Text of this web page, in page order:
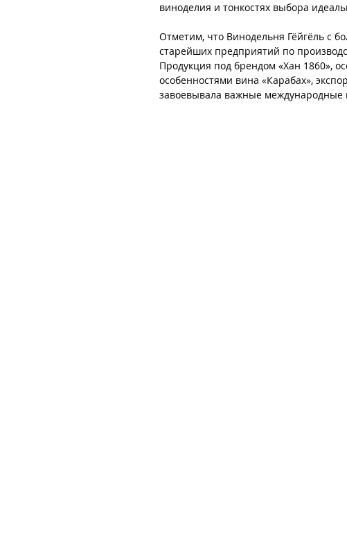
виноделия и тонкостях выбора
Отметим, что Винодельня Гёйгёль с
старейших предприятий по
Продукция под брендом «Хан 1860»,
особенностями вина «Карабах»,
завоевывала важные международные